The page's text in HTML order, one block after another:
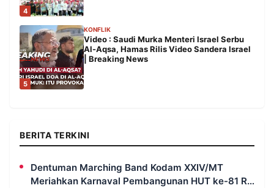
4
5
KONFLIK
Video : Saudi Murka Menteri Israel Serbu
Al-Aqsa, Hamas Rilis Video Sandera Israel
| Breaking News
BERITA TERKINI
Dentuman Marching Band Kodam XXIV/MT
Meriahkan Karnaval Pembangunan HUT ke-81 RI